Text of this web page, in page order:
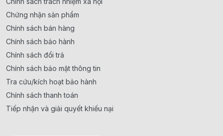
Chứng nhận sản phẩm
Chính sách bán hàng
Chính sách bảo hành
Chính sách đổi trả
Chính sách bảo mật thông tin
Tra cứu/kích hoạt bảo hành
Chính sách thanh toán
Tiếp nhận và giải quyết khiếu nại